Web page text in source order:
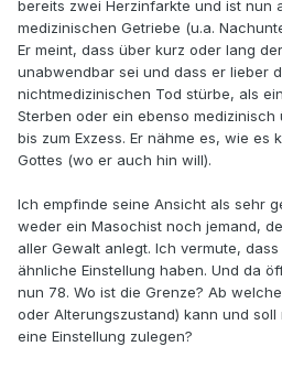
bereits zwei Herzinfarkte und ist nun
medizinischen Getriebe (u.a.
Er meint, dass über kurz oder lang
unabwendbar sei und dass er lieber
nichtmedizinischen Tod stürbe, als
Sterben oder ein ebenso
bis zum Exzess. Er nähme es, wie es
Gottes (wo er auch hin will).
Ich empfinde seine Ansicht als sehr
weder ein Masochist noch jemand,
aller Gewalt anlegt. Ich vermute,
ähnliche Einstellung haben. Und da
nun 78. Wo ist die Grenze? Ab
oder Alterungszustand) kann und
eine Einstellung zulegen?